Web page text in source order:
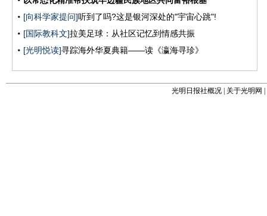
光明日报社概况 关于光明网